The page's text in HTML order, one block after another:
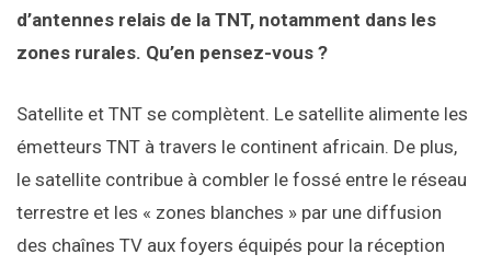
d’antennes relais de la TNT, notamment dans les
zones rurales. Qu’en pensez-vous ?
Satellite et TNT se complètent. Le satellite alimente les
émetteurs TNT à travers le continent africain. De plus,
le satellite contribue à combler le fossé entre le réseau
terrestre et les « zones blanches » par une diffusion
des chaînes TV aux foyers équipés pour la réception